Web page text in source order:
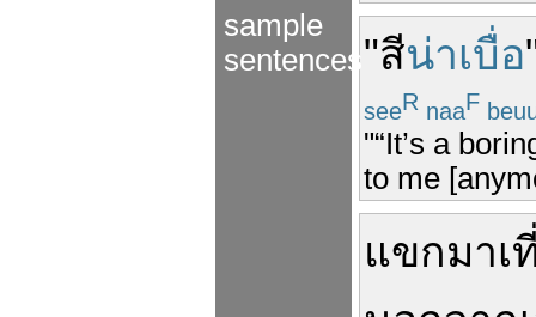
sample
sentences"สีน่าเบื่อ
seeR naaF
"“It’s a
to me
แขกมาเ